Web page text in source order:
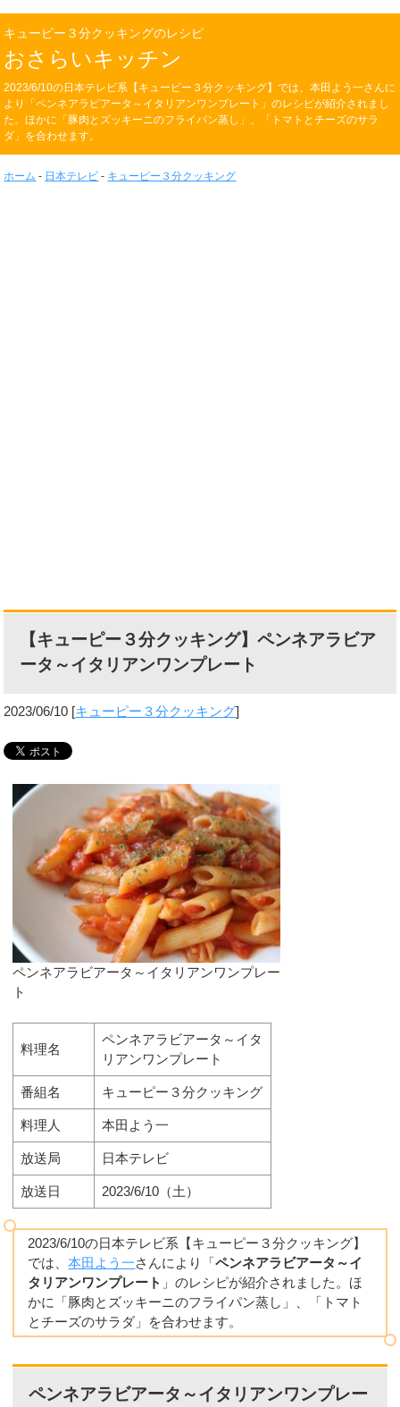
キューピー３分クッキングのレシピ
おさらいキッチン
2023/6/10の日本テレビ系【キューピー３分クッキング】では、本田よう一さんに
より「ペンネアラビアータ～イタリアンワンプレート」のレシピが紹介されまし
た。ほかに「豚肉とズッキーニのフライパン蒸し」、「トマトとチーズのサラ
ダ」を合わせます。
ホーム - 日本テレビ - キューピー３分クッキング
【キューピー３分クッキング】ペンネアラビア
ータ～イタリアンワンプレート
2023/06/10 [キューピー３分クッキング]
ペンネアラビアータ～イタリアンワンプレー
ト
料理名
ペンネアラビアータ～イタ
リアンワンプレート
番組名 キューピー３分クッキング
料理人 本田よう一
放送局 日本テレビ
放送日 2023/6/10（土）
2023/6/10の日本テレビ系【キューピー３分クッキング】
では、本田よう一さんにより「ペンネアラビアータ～イ
タリアンワンプレート 」のレシピが紹介されました。ほ
かに「豚肉とズッキーニのフライパン蒸し」、「トマト
とチーズのサラダ」を合わせます。
ペンネアラビアータ～イタリアンワンプレー